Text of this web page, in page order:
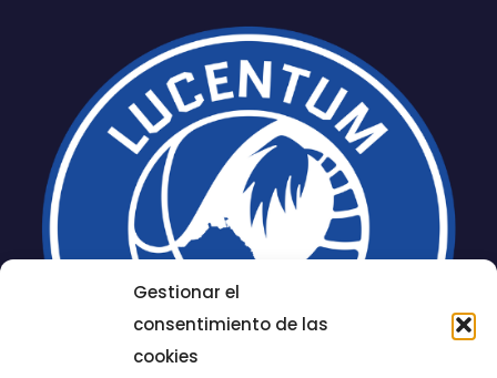
Gestionar el
consentimiento de las
cookies